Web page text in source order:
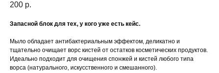
200 р.
Запасной блок для тех, у кого уже есть кейс.
Мыло обладает антибактериальным эффектом, деликатно и
тщательно очищает ворс кистей от остатков косметических продуктов.
Идеально подходит для очищения спонжей и кистей любого типа
ворса (натурального, искусственного и смешанного).